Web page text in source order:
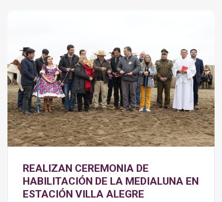
TURISMO
MEDIO AMBIENTE
REALIZAN CEREMONIA DE
HABILITACIÓN DE LA MEDIALUNA EN
ESTACIÓN VILLA ALEGRE